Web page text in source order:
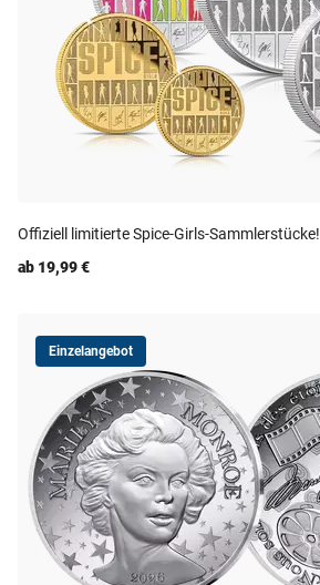
Offiziell limitierte Spice-Girls-Sammlerstücke!
ab 19,99 €
Einzelangebot